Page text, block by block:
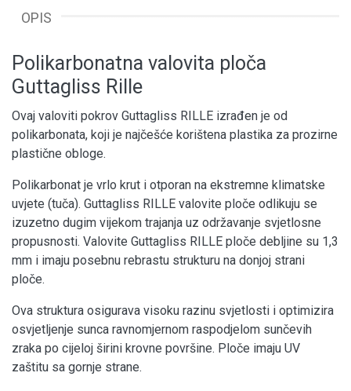
OPIS
Polikarbonatna valovita ploča
Guttagliss Rille
Ovaj valoviti pokrov Guttagliss RILLE izrađen je od
polikarbonata, koji je najčešće korištena plastika za prozirne
plastične obloge.
Polikarbonat je vrlo krut i otporan na ekstremne klimatske
uvjete (tuča). Guttagliss RILLE valovite ploče odlikuju se
izuzetno dugim vijekom trajanja uz održavanje svjetlosne
propusnosti. Valovite Guttagliss RILLE ploče debljine su 1,3
mm i imaju posebnu rebrastu strukturu na donjoj strani
ploče.
Ova struktura osigurava visoku razinu svjetlosti i optimizira
osvjetljenje sunca ravnomjernom raspodjelom sunčevih
zraka po cijeloj širini krovne površine. Ploče imaju UV
zaštitu sa gornje strane.